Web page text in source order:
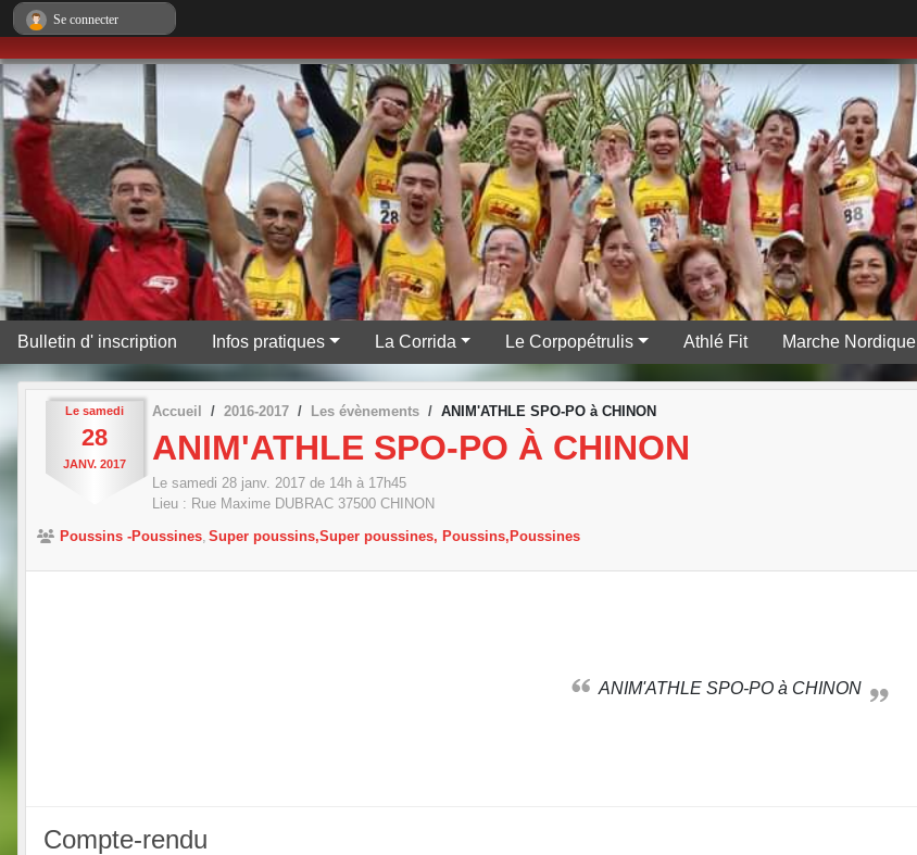
Bulletin d' inscription Infos pratiques La Corrida Le Corpopétrulis Athlé Fit Marche Nordique
Le samedi
28
JANV. 2017
Accueil 2016-2017 Les évènements ANIM'ATHLE SPO-PO à CHINON
ANIM'ATHLE SPO-PO À CHINON
Le samedi 28 janv. 2017 de 14h à 17h45
Lieu : Rue Maxime DUBRAC 37500 CHINON
Poussins -Poussines Super poussins,Super poussines, Poussins,Poussines
ANIM'ATHLE SPO-PO à CHINON
Compte-rendu
Se connecter
Panneau de gestion des cookies